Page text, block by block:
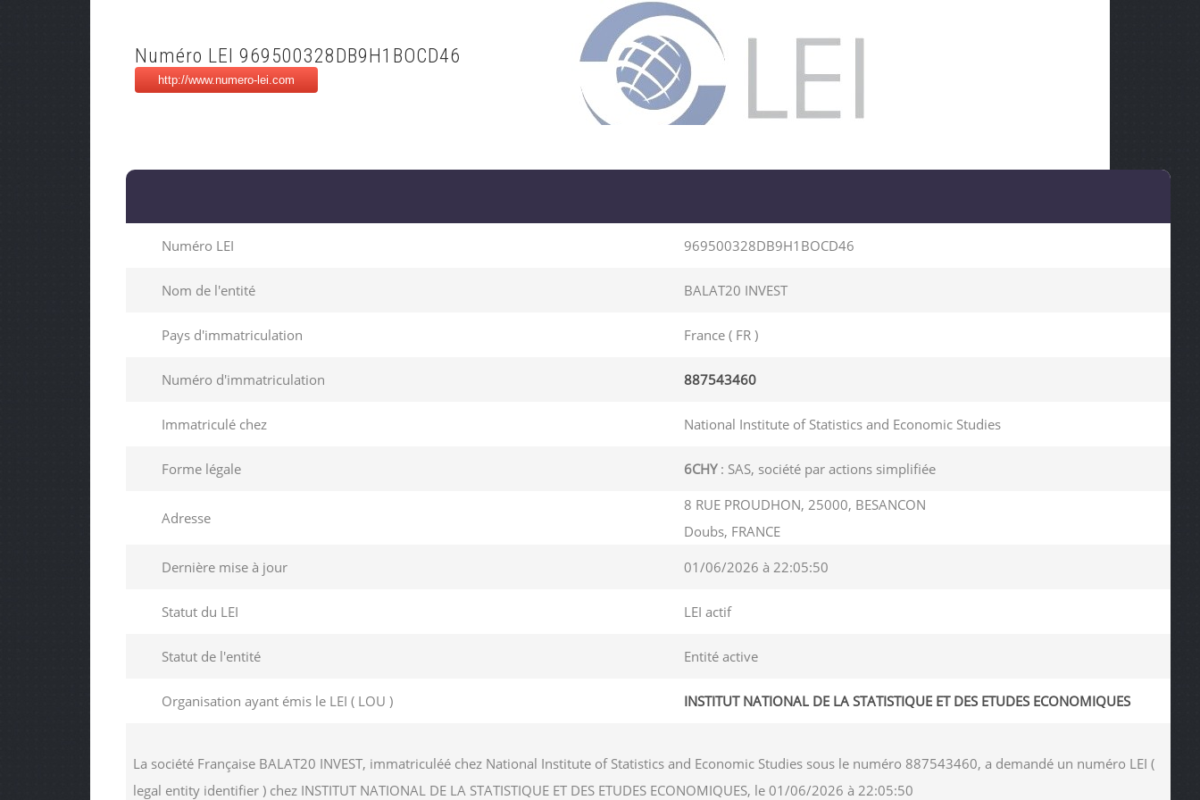
Numéro LEI 969500328DB9H1BOCD46
Numéro LEI 969500328DB9H1BOCD46
Nom de l'entité BALAT20 INVEST
Pays d'immatriculation France ( FR )
Numéro d'immatriculation 887543460
Immatriculé chez National Institute of Statistics and Economic Studies
Forme légale 6CHY: SAS, société par actions simplifiée
Adresse
8 RUE PROUDHON, 25000, BESANCON
Doubs, FRANCE
Dernière mise à jour
01/06/2026 à 22:05:50
Statut du LEI LEI actif
Statut de l'entité Entité active
Organisation ayant émis le LEI ( LOU ) INSTITUT NATIONAL DE LA STATISTIQUE ET DES ETUDES ECONOMIQUES
La société Française BALAT20 INVEST, immatriculéé chez National Institute of Statistics and Economic Studies sous le numéro 887543460, a demandé un numéro LEI (
legal entity identifier ) chez INSTITUT NATIONAL DE LA STATISTIQUE ET DES ETUDES ECONOMIQUES, le 01/06/2026 à 22:05:50